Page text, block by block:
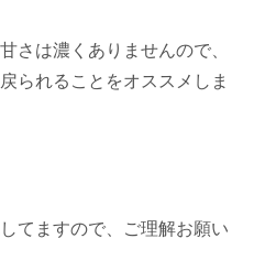
さは濃くありませんので、
られることをオススメしま
てますので、ご理解お願い